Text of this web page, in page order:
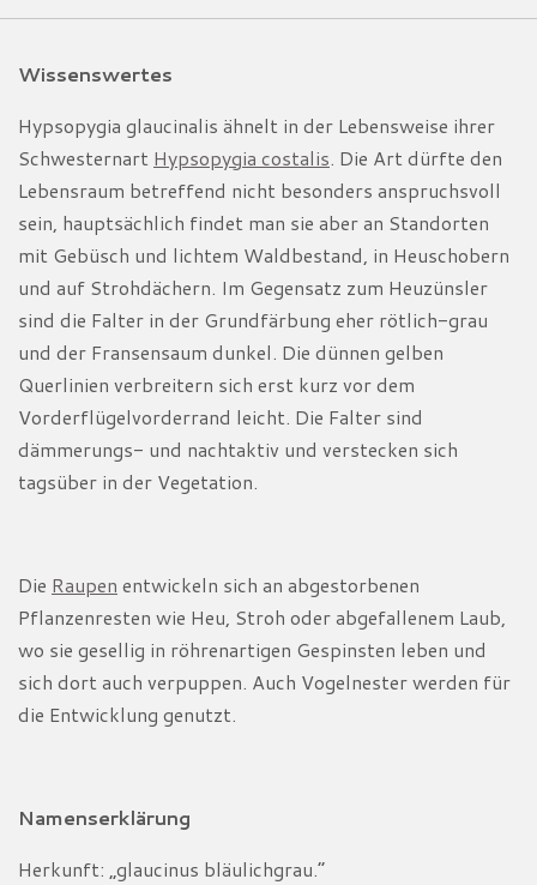
Wissenswertes
Hypsopygia glaucinalis ähnelt in der Lebensweise ihrer
Schwesternart Hypsopygia costalis. Die Art dürfte den
Lebensraum betreffend nicht besonders anspruchsvoll
sein, hauptsächlich findet man sie aber an Standorten
mit Gebüsch und lichtem Waldbestand, in Heuschobern
und auf Strohdächern. Im Gegensatz zum Heuzünsler
sind die Falter in der Grundfärbung eher rötlich-grau
und der Fransensaum dunkel. Die dünnen gelben
Querlinien verbreitern sich erst kurz vor dem
Vorderflügelvorderrand leicht. Die Falter sind
dämmerungs- und nachtaktiv und verstecken sich
tagsüber in der Vegetation.
Die Raupen entwickeln sich an abgestorbenen
Pflanzenresten wie Heu, Stroh oder abgefallenem Laub,
wo sie gesellig in röhrenartigen Gespinsten leben und
sich dort auch verpuppen. Auch Vogelnester werden für
die Entwicklung genutzt.
Namenserklärung
Herkunft: „glaucinus bläulichgrau.“